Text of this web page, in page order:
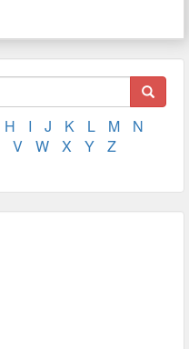
H I J K L M
N
V W X Y Z